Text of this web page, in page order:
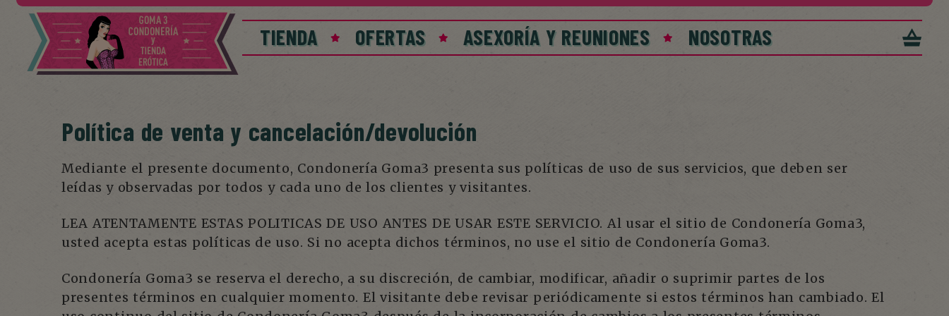
TIENDA OFERTAS ASEXORÍA Y REUNIONES NOSOTRAS
Política de venta y cancelación/devolución
Mediante el presente documento, Condonería Goma3 presenta sus políticas de uso de sus servicios, que deben ser
leídas y observadas por todos y cada uno de los clientes y visitantes.
LEA ATENTAMENTE ESTAS POLITICAS DE USO ANTES DE USAR ESTE SERVICIO. Al usar el sitio de Condonería Goma3,
usted acepta estas políticas de uso. Si no acepta dichos términos, no use el sitio de Condonería Goma3.
Condonería Goma3 se reserva el derecho, a su discreción, de cambiar, modificar, añadir o suprimir partes de los
presentes términos en cualquier momento. El visitante debe revisar periódicamente si estos términos han cambiado. El